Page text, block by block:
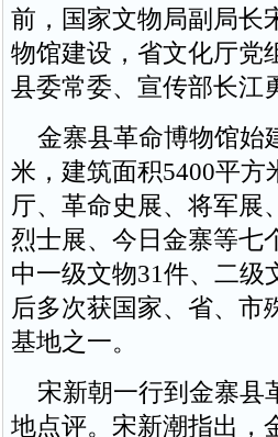
前，国家文物局副局长
物馆建设，省文化厅党
县委常委、宣传部长江
金寨县革命博物馆始
米，建筑面积5400平
厅、革命史展、将军展
烈士展、今日金寨等七
中一级文物31件、二级
后多次获国家、省、市
基地之一。
宋新朝一行到金寨县
地点评。宋新潮指出，